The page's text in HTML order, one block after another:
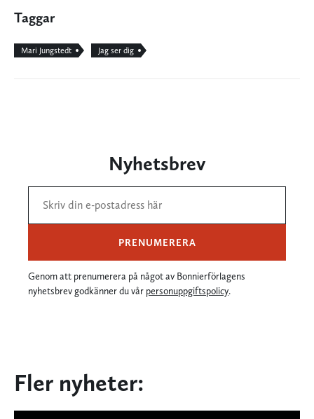
Taggar
Mari Jungstedt Jag ser dig
Nyhetsbrev
PRENUMERERA
Genom att prenumerera på något av Bonnierförlagens
nyhetsbrev godkänner du vår personuppgiftspolicy.
Fler nyheter: